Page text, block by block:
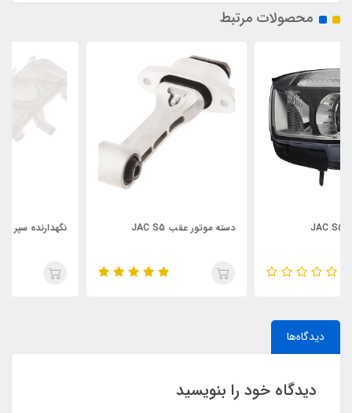
محصولات مرتبط
دسته موتور عقب JAC S5 نگهدارنده سپر جلو چپ JAC S5
دیدگاه‌ها
دیدگاه خود را بنویسید